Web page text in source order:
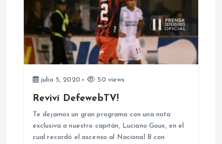
d
e
julio 5, 2020 50 views
Reviví DefewebTV!
Te dejamos un gran programa con una nota
exclusiva a nuestro capitán, Luciano Goux, en el
cual recordó el ascenso al Nacional B con